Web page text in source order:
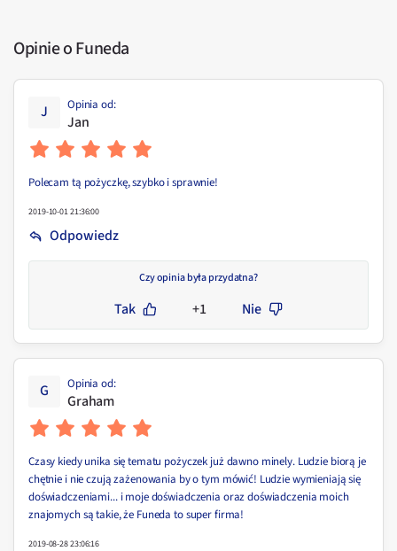
Opinie o Funeda
J Opinia od:
Jan
Czy opinia była przydatna?
Tak +1 Nie
Polecam tą pożyczkę, szybko i sprawnie!
2019-10-01 21:36:00
Odpowiedz
G Opinia od:
Graham
Czasy kiedy unika się tematu pożyczek już dawno minely. Ludzie biorą je
chętnie i nie czują zażenowania by o tym mówić! Ludzie wymieniają się
doświadczeniami... i moje doświadczenia oraz doświadczenia moich
znajomych są takie, że Funeda to super firma!
2019-08-28 23:06:16